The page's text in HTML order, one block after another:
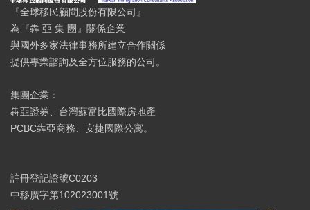
『全球移民顧問股份有限公司』
為『犇 亞 集 團』關係企業
與國外多家法律事務所建立合作關係
提供專業諮詢及全方位服務的公司。
集團企業：
犇亞證券、台灣蘇富比國際房地產
PCBC犇亞商務、安捷國際公寓。
註冊登記證號C0203
中移廣字第102023001號